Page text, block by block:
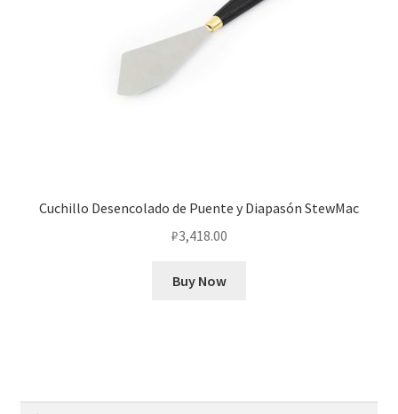
Cuchillo Desencolado de Puente y Diapasón StewMac
₽3,418.00
Buy Now